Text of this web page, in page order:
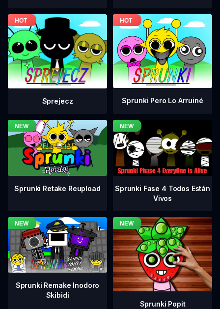
Sprejecz Sprunki Pero Lo Arruiné
Sprunki Retake Reupload
Sprunki Fase 4 Todos Están
Vivos
Sprunki Remake Inodoro
Skibidi
Sprunki Popit